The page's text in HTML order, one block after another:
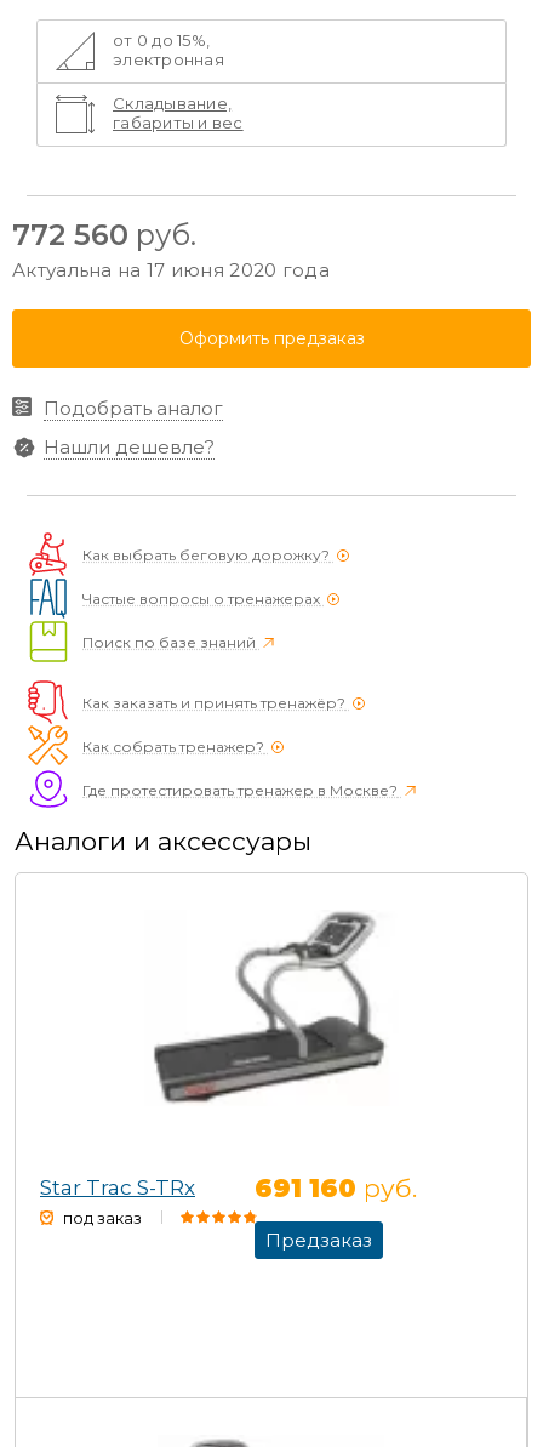
от 0 до 15%,
электронная
Складывание,
габариты и вес
772 560 руб.
Актуальна на 17 июня 2020 года
Оформить предзаказ
Подобрать аналог
Нашли дешевле?
Как выбрать беговую дорожку?
Частые вопросы о тренажерах
Поиск по базе знаний
Как заказать и принять тренажёр?
Как собрать тренажер?
Где протестировать тренажер в Москве?
Аналоги и аксессуары
Star Trac S-TRx
под заказ
691 160 руб.
Предзаказ